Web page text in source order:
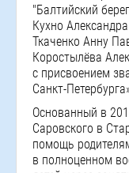
"Балтийский
Кухно
Ткаченко Анну
Коростылёва
с присвоением
Санкт-
Основанный в
Саровского в
помощь
в полноценном